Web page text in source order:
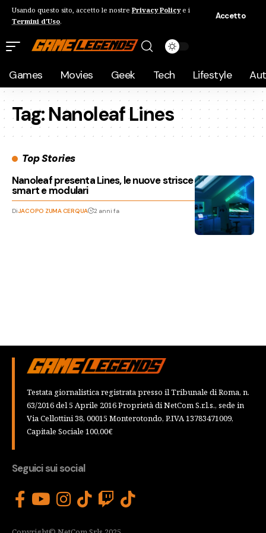
Usando questo sito, accetto le nostre Privacy Policye i
Termini d'Uso.
Accetto
Games Movies Geek Tech Lifestyle
Tag:Nanoleaf Lines
Top Stories
Nanoleaf presenta Lines, le nuove strisce LED RGB
smart e modulari
DiJACOPO ZUMA CERQUA 2 anni fa
Testata giornalistica registrata presso il Tribunale di Roma, n.
63/2016 del 5 Aprile 2016 Proprietà di NetCom S.r.l.s., sede in
Via Cellottini 38, 00015 Monterotondo, P.IVA 13783471009,
Capitale Sociale 100,00€
Seguici sui social